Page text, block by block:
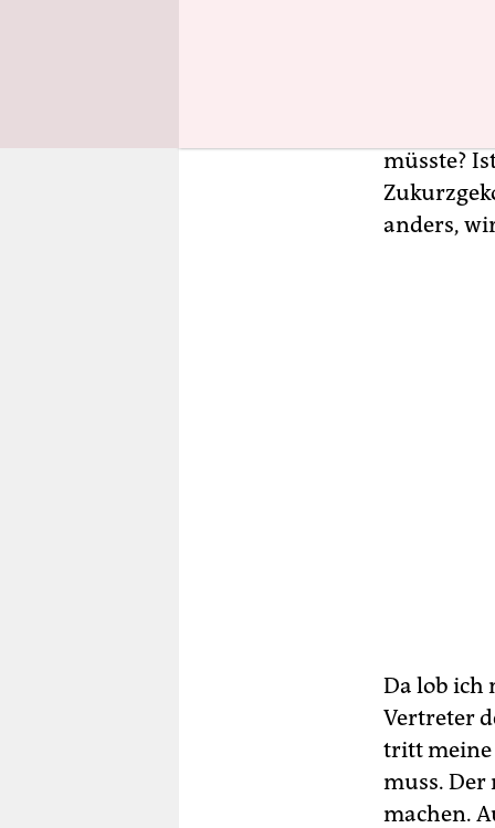
auch in
um: Wie
müsste?
anders,
Da lob ich
Vertreter
tritt meine
muss. Der
machen.